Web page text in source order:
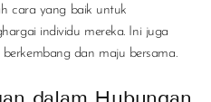
cara yang baik untuk
individu mereka. Ini juga
dan maju bersama.